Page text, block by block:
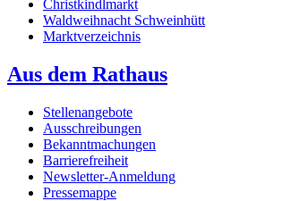
Christkindlmarkt
Waldweihnacht Schweinhütt
Marktverzeichnis
Aus dem Rathaus
Stellenangebote
Ausschreibungen
Bekanntmachungen
Barrierefreiheit
Newsletter-Anmeldung
Pressemappe